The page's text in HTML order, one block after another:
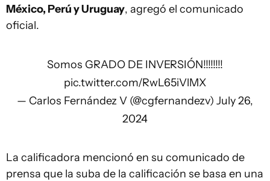
México, Perú y Uruguay, agregó el comunicado
oficial.
Somos GRADO DE INVERSIÓN!!!!!!!!
pic.twitter.com/RwL65iVlMX
— Carlos Fernández V (@cgfernandezv) July 26,
2024
La calificadora mencionó en su comunicado de
prensa que la suba de la calificación se basa en una